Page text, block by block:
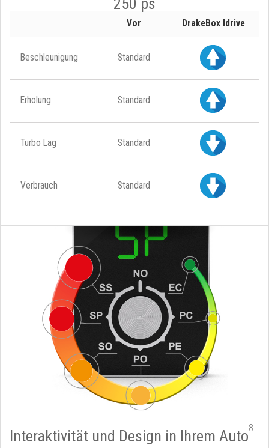
Vor DrakeBox Idrive
Beschleunigung Standard
Erholung Standard
Turbo Lag Standard
Verbrauch Standard
Interaktivität und Design in Ihrem Auto8